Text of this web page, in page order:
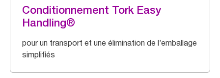
Conditionnement Tork Easy
Handling®
pour un transport et une élimination de l’emballage
simplifiés